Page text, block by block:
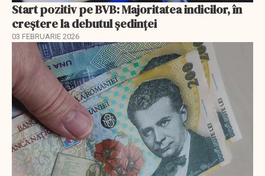
Start pozitiv pe BVB: Majoritatea indicilor, în
creştere la debutul şedinţei
03 FEBRUARIE 2026